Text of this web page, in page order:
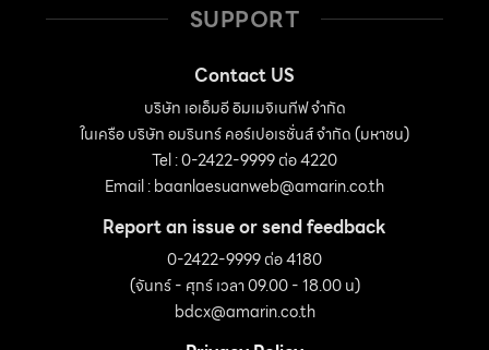
SUPPORT
Contact US
บริษัท เอเอ็มอี อิมเมจิเนทีฟ จำกัด
ในเครือ บริษัท อมรินทร์ คอร์เปอเรชั่นส์ จำกัด (มหาชน)
Tel : 0-2422-9999 ต่อ 4220
Email :baanlaesuanweb@amarin.co.th
Report an issue or send feedback
0-2422-9999 ต่อ 4180
(จันทร์ - ศุกร์ เวลา 09.00 - 18.00 น)
bdcx@amarin.co.th